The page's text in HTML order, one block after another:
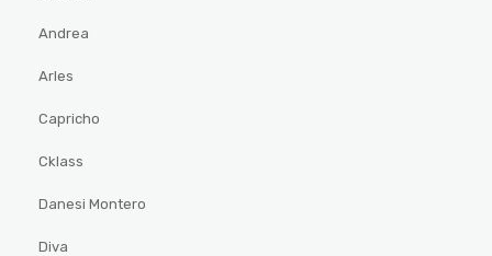
Andrea
Arles
Capricho
Cklass
Danesi Montero
Diva